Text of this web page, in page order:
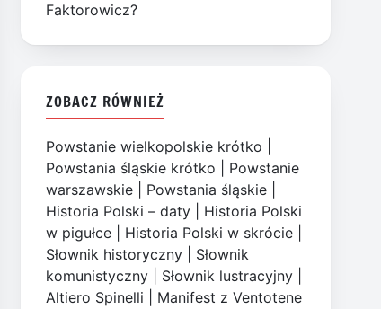
Faktorowicz?
ZOBACZ RÓWNIEŻ
Powstanie wielkopolskie krótko
Powstania śląskie krótko
Powstanie
warszawskie
Powstania śląskie
Historia Polski – daty
Historia Polski
w pigułce
Historia Polski w skrócie
Słownik historyczny
Słownik
komunistyczny
Słownik lustracyjny
Altiero Spinelli
Manifest z Ventotene